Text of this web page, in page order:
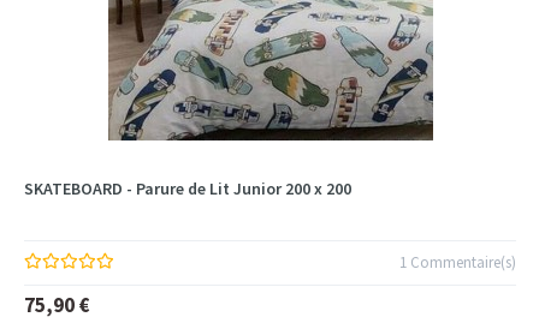
SKATEBOARD - Parure de Lit Junior 200 x 200
1 Commentaire(s)
75,90 €